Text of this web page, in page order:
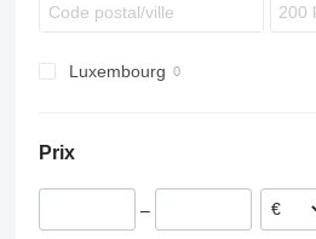
Luxembourg
Prix
–